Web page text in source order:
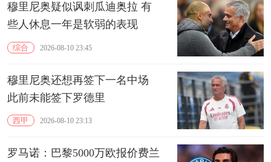
穆里尼奥疑似讽刺瓜迪奥拉 有
些人休息一年是软弱的表现
综合 2026-08-10 23:45
穆里尼奥还想再签下一名中场
此前未能签下罗德里
西甲 2026-08-10 23:13
罗马诺：巴黎5000万欧报价费兰